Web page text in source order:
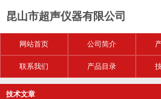
昆山市超声仪器有限公司
网站首页 公司简介
联系我们 产品目录
技术文章